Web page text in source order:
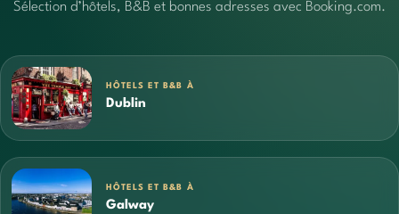
Sélection d’hôtels, B&B et bonnes adresses avec Booking.com.
HÔTELS ET B&B À
Dublin
HÔTELS ET B&B À
Galway